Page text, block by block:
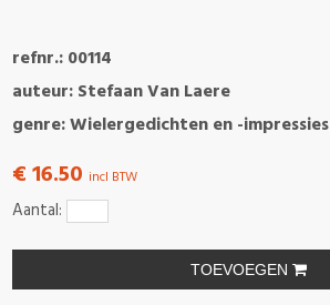
refnr.: 00114
auteur: Stefaan Van Laere
genre: Wielergedichten en -impressies
€ 16.50 incl BTW
Aantal:
TOEVOEGEN